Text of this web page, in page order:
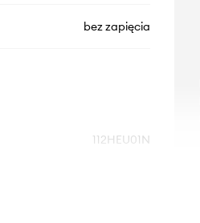
bez zapięcia
112HEU01N